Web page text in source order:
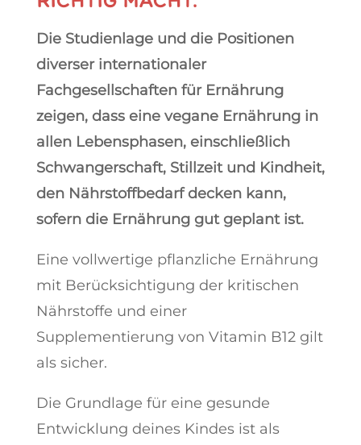
Die Studienlage und die Positionen
diverser internationaler
Fachgesellschaften für Ernährung
zeigen, dass eine vegane Ernährung in
allen Lebensphasen, einschließlich
Schwangerschaft, Stillzeit und Kindheit,
den Nährstoffbedarf decken kann,
sofern die Ernährung gut geplant ist.
Eine vollwertige pflanzliche Ernährung
mit Berücksichtigung der kritischen
Nährstoffe und einer
Supplementierung von Vitamin B12 gilt
als sicher.
Die Grundlage für eine gesunde
Entwicklung deines Kindes ist als